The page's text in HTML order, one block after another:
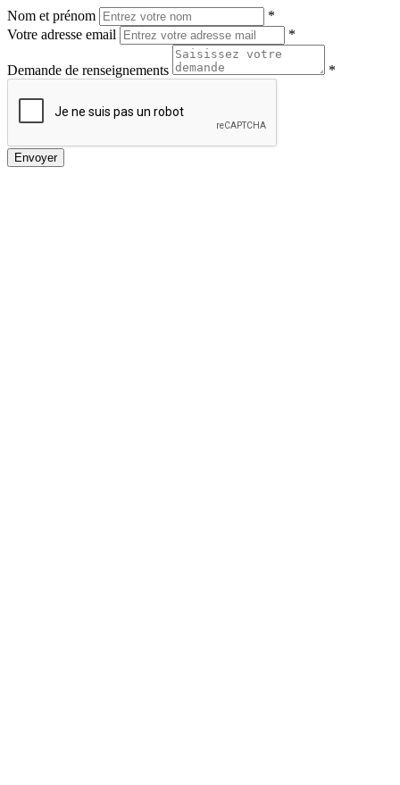
Nom et prénom
*
Votre adresse email
*
Demande de renseignements *
Envoyer